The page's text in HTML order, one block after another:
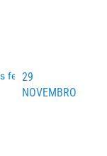
29
NOVEMBRO